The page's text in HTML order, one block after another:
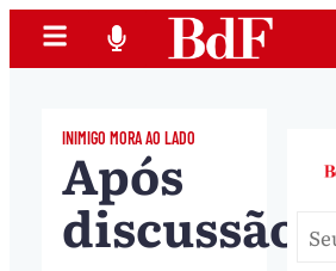
INIMIGO MORA AO LADO
Após
discussão,